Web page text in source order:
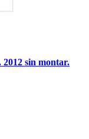
sin montar.